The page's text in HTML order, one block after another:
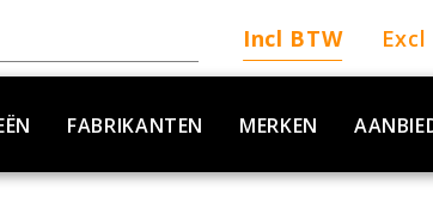
Incl BTW Excl
FABRIKANTEN MERKEN